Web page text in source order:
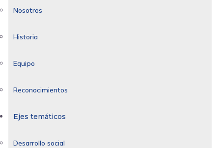
Nosotros
Historia
Equipo
Reconocimientos
Ejes temáticos
Desarrollo social